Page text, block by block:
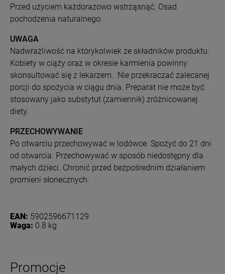
Przed użyciem każdorazowo wstrząsnąć. Osad
pochodzenia naturalnego.
UWAGA
Nadwrażliwość na którykolwiek ze składników produktu.
Kobiety w ciąży oraz w okresie karmienia powinny
skonsultować się z lekarzem. Nie przekraczać zalecanej
porcji do spożycia w ciągu dnia. Preparat nie może być
stosowany jako substytut (zamiennik) zróżnicowanej
diety.
PRZECHOWYWANIE
Po otwarciu przechowywać w lodówce. Spożyć do 21 dni
od otwarcia. Przechowywać w sposób niedostępny dla
małych dzieci. Chronić przed bezpośrednim działaniem
promieni słonecznych.
EAN: 5902596671129
Waga: 0.8 kg
Promocje